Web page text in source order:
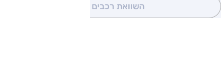
השוואת רכבים